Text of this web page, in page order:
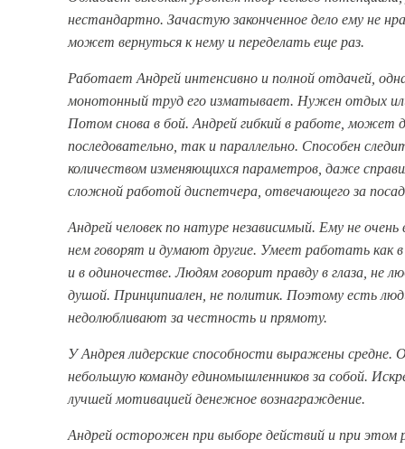
нестандартно. Зачастую законченное дело ему не
может вернуться к нему и переделать еще раз.
Работает Андрей интенсивно и полной отдачей,
монотонный труд его изматывает. Нужен отдых
Потом снова в бой. Андрей гибкий в работе, может
последовательно, так и параллельно. Способен
количеством изменяющихся параметров, даже
сложной работой диспетчера, отвечающего за
Андрей человек по натуре независимый. Ему не
нем говорят и думают другие. Умеет работать как в
и в одиночестве. Людям говорит правду в глаза, не
душой. Принципиален, не политик. Поэтому есть
недолюбливают за честность и прямоту.
У Андрея лидерские способности выражены средне.
небольшую команду единомышленников за собой.
лучшей мотивацией денежное вознаграждение.
Андрей осторожен при выборе действий и при этом